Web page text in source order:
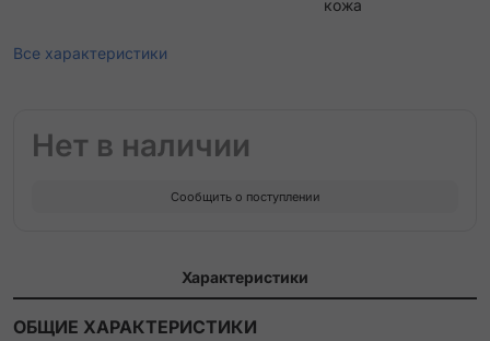
кожа
Все характеристики
Нет в наличии
Сообщить о поступлении
Характеристики
ОБЩИЕ ХАРАКТЕРИСТИКИ